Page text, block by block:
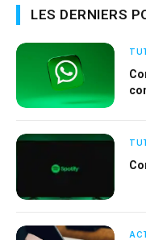
LES DERNIERS